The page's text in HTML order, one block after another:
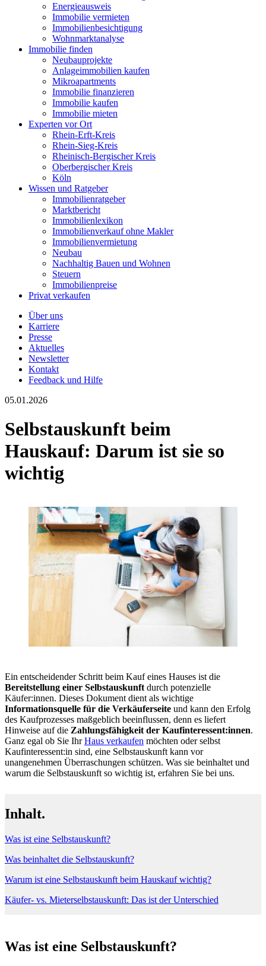
Energieausweis
Immobilie vermieten
Immobilienbesichtigung
Wohnmarktanalyse
Immobilie finden
Neubauprojekte
Anlageimmobilien kaufen
Mikroapartments
Immobilie finanzieren
Immobilie kaufen
Immobilie mieten
Experten vor Ort
Rhein-Erft-Kreis
Rhein-Sieg-Kreis
Rheinisch-Bergischer Kreis
Oberbergischer Kreis
Köln
Wissen und Ratgeber
Immobilienratgeber
Marktbericht
Immobilienlexikon
Immobilienverkauf ohne Makler
Immobilienvermietung
Neubau
Nachhaltig Bauen und Wohnen
Steuern
Immobilienpreise
Privat verkaufen
Über uns
Karriere
Presse
Aktuelles
Newsletter
Kontakt
Feedback und Hilfe
05.01.2026
Selbstauskunft beim
Hauskauf: Darum ist sie so
wichtig
Ein entscheidender Schritt beim Kauf eines Hauses ist die
Bereitstellung einer Selbstauskunftdurch potenzielle
Käufer:innen. Dieses Dokument dient als wichtige
Informationsquelle für die Verkäuferseite und kann den Erfolg
des Kaufprozesses maßgeblich beeinflussen, denn es liefert
Hinweise auf die Zahlungsfähigkeit der Kaufinteressent:innen.
Ganz egal ob Sie IhrHaus verkaufen möchten oder selbst
Kaufinteressent:in sind, eine Selbstauskunft kann vor
unangenehmen Überraschungen schützen. Was sie beinhaltet und
warum die Selbstauskunft so wichtig ist, erfahren Sie bei uns.
Inhalt.
Was ist eine Selbstauskunft?
Was beinhaltet die Selbstauskunft?
Warum ist eine Selbstauskunft beim Hauskauf wichtig?
Käufer- vs. Mieterselbstauskunft: Das ist der Unterschied
Was ist eine Selbstauskunft?